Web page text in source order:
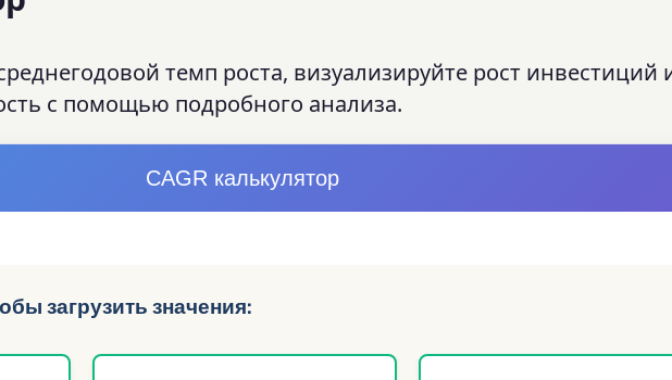
темп роста, визуализируйте рост инвестиций
с помощью подробного анализа.
CAGR калькулятор
загрузить значения: